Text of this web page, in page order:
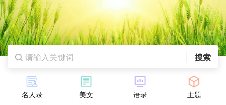
搜索
名人录 美文 语录 主题